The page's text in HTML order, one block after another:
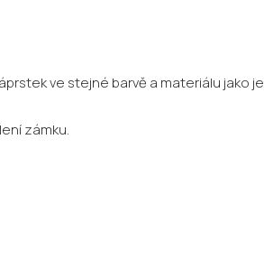
ve stejné barvě a materiálu jako je
zámku.